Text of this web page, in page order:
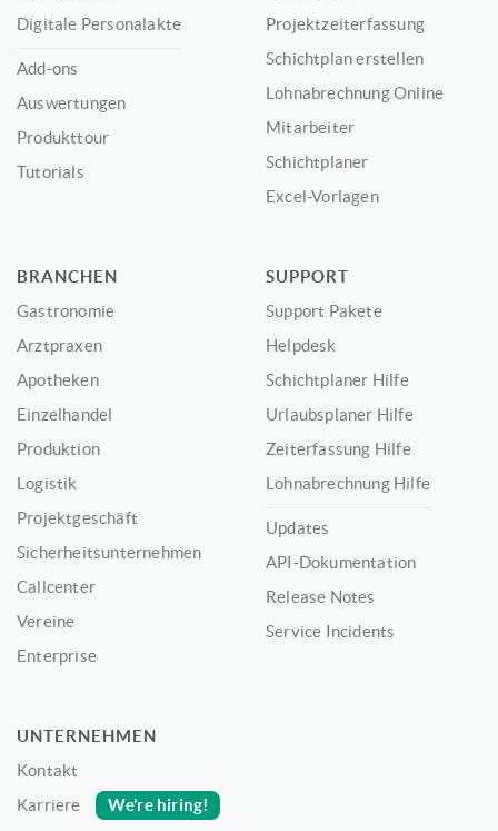
Digitale Personalakte
Add-ons
Auswertungen
Produkttour
Tutorials
Projektzeiterfassung
Schichtplan erstellen
Lohnabrechnung Online
Mitarbeiter
Schichtplaner
Excel-Vorlagen
BRANCHEN
Gastronomie
Arztpraxen
Apotheken
Einzelhandel
Produktion
Logistik
Projektgeschäft
Sicherheitsunternehmen
Callcenter
Vereine
Enterprise
SUPPORT
Support Pakete
Helpdesk
Schichtplaner Hilfe
Urlaubsplaner Hilfe
Zeiterfassung Hilfe
Lohnabrechnung Hilfe
Updates
API-Dokumentation
Release Notes
Service Incidents
UNTERNEHMEN
Kontakt
Karriere
We’re hiring!